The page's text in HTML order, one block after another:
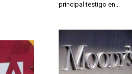
principal testigo en...